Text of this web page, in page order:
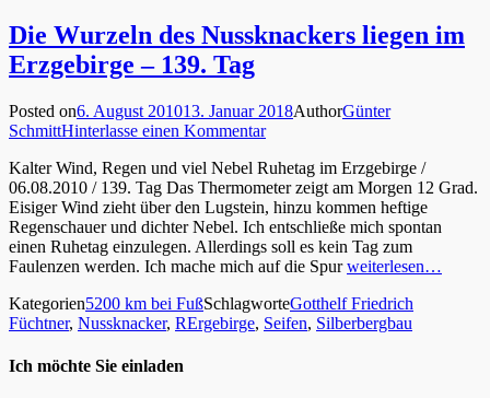
Die Wurzeln des Nussknackers liegen im
Erzgebirge – 139. Tag
Posted on6. August 201013. Januar 2018AuthorGünter
SchmittHinterlasse einen Kommentar
Kalter Wind, Regen und viel Nebel Ruhetag im Erzgebirge /
06.08.2010 / 139. Tag Das Thermometer zeigt am Morgen 12 Grad.
Eisiger Wind zieht über den Lugstein, hinzu kommen heftige
Regenschauer und dichter Nebel. Ich entschließe mich spontan
einen Ruhetag einzulegen. Allerdings soll es kein Tag zum
Faulenzen werden. Ich mache mich auf die Spurweiterlesen…
Kategorien5200 km bei FußSchlagworteGotthelf Friedrich
Füchtner, Nussknacker, RErgebirge, Seifen, Silberbergbau
Ich möchte Sie einladen